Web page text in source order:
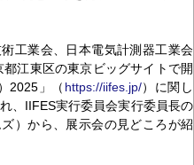
工業会、日本電気計測器工業会
江東区の東京ビッグサイトで開
2025」（ https://iifes.jp/）に関し
、IIFES実行委員会実行委員長の
）から、展示会の見どころが紹